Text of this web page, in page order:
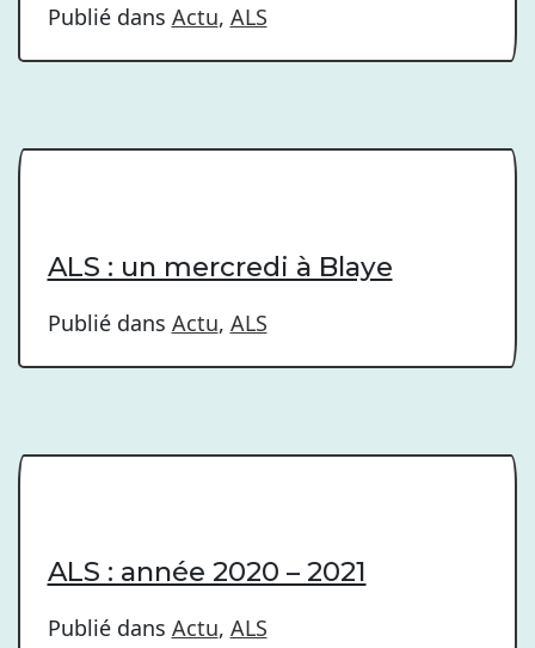
Publié dans Actu, ALS
ALS : un mercredi à Blaye
Publié dans Actu, ALS
ALS : année 2020 – 2021
Publié dans Actu, ALS